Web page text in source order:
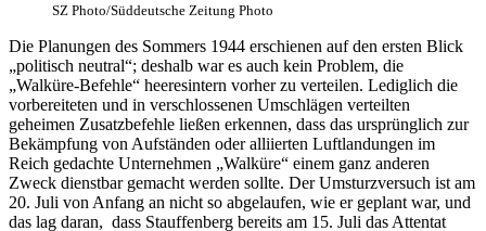
SZ Photo/Süddeutsche Zeitung Photo
Die Planungen des Sommers 1944 erschienen auf den ersten Blick
„politisch neutral“; deshalb wares auch kein Problem, die
„Walküre-Befehle“ heeresintern vorher zu verteilen. Lediglich die
vorbereiteten und in verschlossenen Umschlägen verteilten
geheimen Zusatzbefehle ließen erkennen, dass das ursprünglich zur
Bekämpfung von Aufständen oder alliierten Luftlandungen im
Reich gedachte Unternehmen „Walküre“ einem ganz anderen
Zweck dienstbar gemacht werden sollte. Der Umsturzversuch ist am
20. Juli von Anfang an nicht so abgelaufen, wie er geplant war, und
das lag daran, dass Stauffenberg bereits am 15. Juli das Attentat